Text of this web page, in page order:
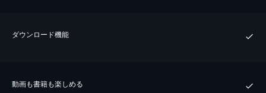
ダウンロード機能
動画も書籍も楽しめる